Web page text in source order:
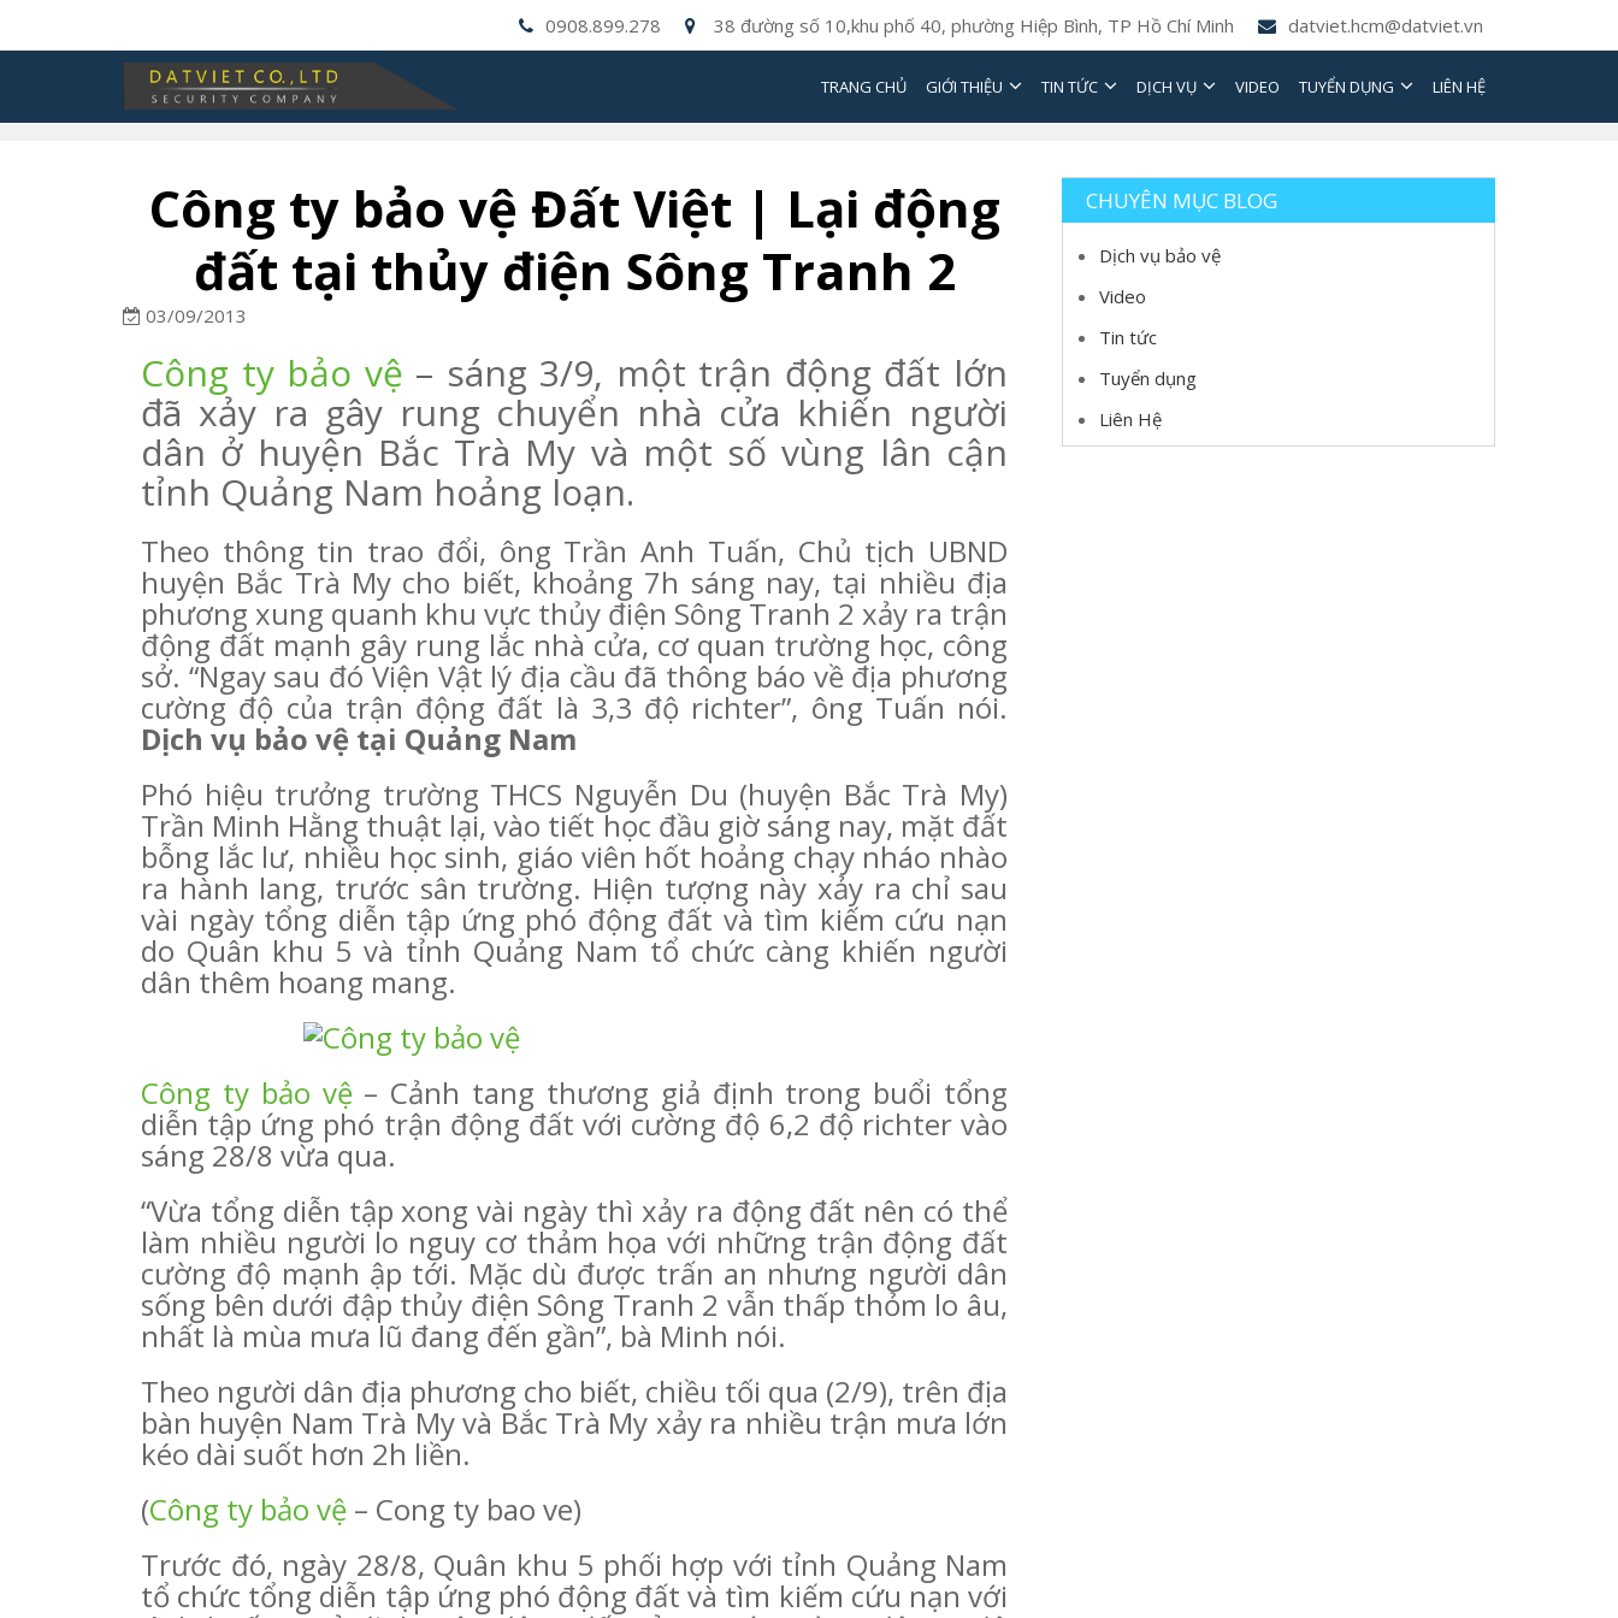
0908.899.278 38 đường số 10,khu phố 40, phường Hiệp Bình, TP Hồ Chí Minh datviet.hcm@datviet.vn
TRANG CHỦ GIỚI THIỆU TIN TỨC DỊCH VỤ VIDEO TUYỂN DỤNG LIÊN HỆ
Công ty bảo vệ Đất Việt | Lại động
đất tại thủy điện Sông Tranh 2
03/09/2013
Công ty bảo vệ – sáng 3/9, một trận động đất lớn
đã xảy ra gây rung chuyển nhà cửa khiến người
dân ở huyện Bắc Trà My và một số vùng lân cận
tỉnh Quảng Nam hoảng loạn.
Theo thông tin trao đổi, ông Trần Anh Tuấn, Chủ tịch UBND
huyện Bắc Trà My cho biết, khoảng 7h sáng nay, tại nhiều địa
phương xung quanh khu vực thủy điện Sông Tranh 2 xảy ra trận
động đất mạnh gây rung lắc nhà cửa, cơ quan trường học, công
sở. “Ngay sau đó Viện Vật lý địa cầu đã thông báo về địa phương
cường độ của trận động đất là 3,3 độ richter”, ông Tuấn nói.
Dịch vụ bảo vệ tại Quảng Nam
Phó hiệu trưởng trường THCS Nguyễn Du (huyện Bắc Trà My)
Trần Minh Hằng thuật lại, vào tiết học đầu giờ sáng nay, mặt đất
bỗng lắc lư, nhiều học sinh, giáo viên hốt hoảng chạy nháo nhào
ra hành lang, trước sân trường. Hiện tượng này xảy ra chỉ sau
vài ngày tổng diễn tập ứng phó động đất và tìm kiếm cứu nạn
do Quân khu 5 và tỉnh Quảng Nam tổ chức càng khiến người
dân thêm hoang mang.
Công ty bảo vệ– Cảnh tang thương giả định trong buổi tổng
diễn tập ứng phó trận động đất với cường độ 6,2 độ richter vào
sáng 28/8 vừa qua.
“Vừa tổng diễn tập xong vài ngày thì xảy ra động đất nên có thể
làm nhiều người lo nguy cơ thảm họa với những trận động đất
cường độ mạnh ập tới. Mặc dù được trấn an nhưng người dân
sống bên dưới đập thủy điện Sông Tranh 2 vẫn thấp thỏm lo âu,
nhất là mùa mưa lũ đang đến gần”, bà Minh nói.
Theo người dân địa phương cho biết, chiều tối qua (2/9), trên địa
bàn huyện Nam Trà My và Bắc Trà My xảy ra nhiều trận mưa lớn
kéo dài suốt hơn 2h liền.
(Công ty bảo vệ – Cong ty bao ve)
Trước đó, ngày 28/8, Quân khu 5 phối hợp với tỉnh Quảng Nam
tổ chức tổng diễn tập ứng phó động đất và tìm kiếm cứu nạn với
CHUYÊN MỤC BLOG
Dịch vụ bảo vệ
Video
Tin tức
Tuyển dụng
Liên Hệ